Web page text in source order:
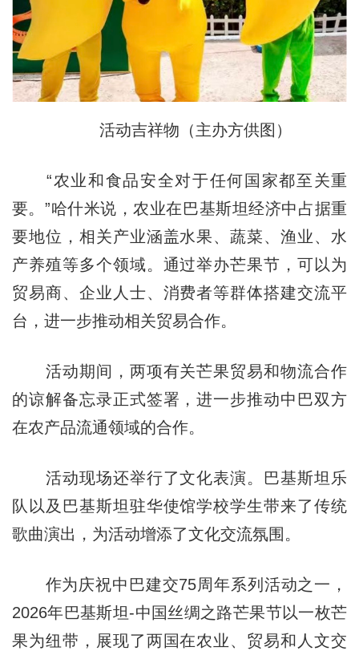
活动吉祥物（主办方供图）
“农业和食品安全对于任何国家都至关重
要。”哈什米说，农业在巴基斯坦经济中占据重
要地位，相关产业涵盖水果、蔬菜、渔业、水
产养殖等多个领域。通过举办芒果节，可以为
贸易商、企业人士、消费者等群体搭建交流平
台，进一步推动相关贸易合作。
活动期间，两项有关芒果贸易和物流合作
的谅解备忘录正式签署，进一步推动中巴双方
在农产品流通领域的合作。
活动现场还举行了文化表演。巴基斯坦乐
队以及巴基斯坦驻华使馆学校学生带来了传统
歌曲演出，为活动增添了文化交流氛围。
作为庆祝中巴建交75周年系列活动之一，
2026年巴基斯坦-中国丝绸之路芒果节以一枚芒
果为纽带，展现了两国在农业、贸易和人文交